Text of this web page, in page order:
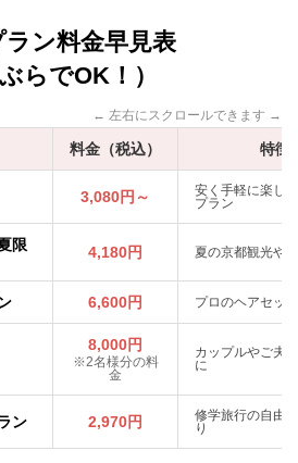
ラン料金早見表
ぶらでOK！）
料金（税込） 特徴
3,080円～
安く手軽に楽し
プラン
限
4,180円 夏の京都観光や
6,600円 プロのヘアセッ
8,000円
※2名様分の料
金
カップルやご夫
に
ン 2,970円
修学旅行の自由
り